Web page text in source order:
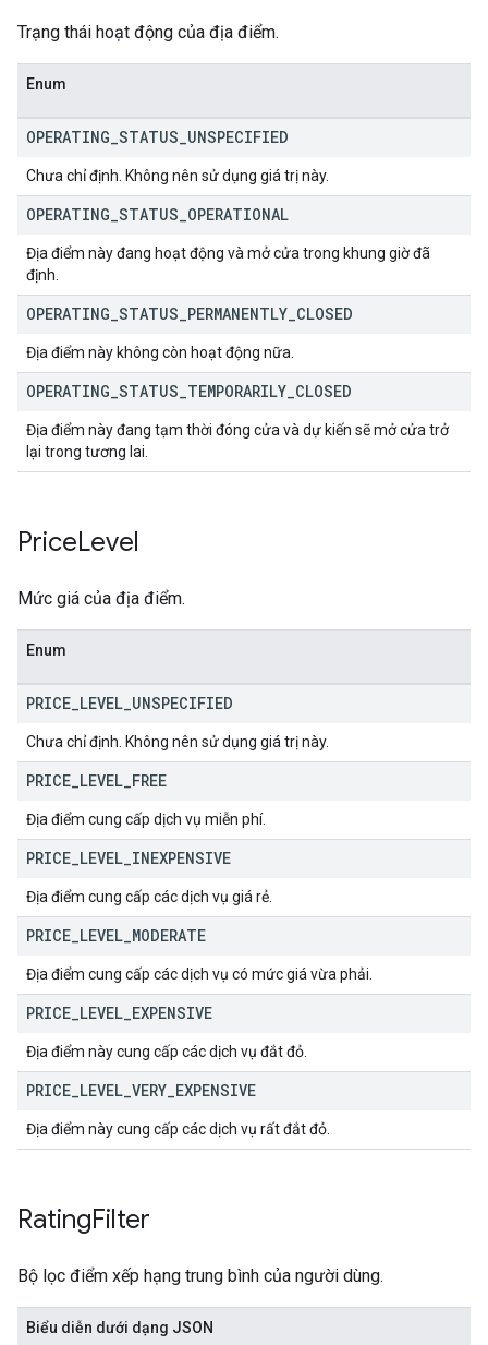
Trạng thái hoạt động của địa điểm.
Enum
OPERATING STATUS UNSPECIFIED
Chưa chỉ định. Không nên sử dụng giá trị này.
OPERATING STATUS OPERATIONAL
Địa điểm này đang hoạt động và mở cửa trong khung giờ đã
định.
OPERATING STATUS PERMANENTLY CLOSED
Địa điểm này không còn hoạt động nữa.
OPERATING STATUS TEMPORARILY CLOSED
Địa điểm này đang tạm thời đóng cửa và dự kiến sẽ mở cửa trở
lại trong tương lai.
PriceLevel
Mức giá của địa điểm.
Enum
PRICE LEVEL UNSPECIFIED
Chưa chỉ định. Không nên sử dụng giá trị này.
PRICE LEVEL FREE
Địa điểm cung cấp dịch vụ miễn phí.
PRICE LEVEL INEXPENSIVE
Địa điểm cung cấp các dịch vụ giá rẻ.
PRICE LEVEL MODERATE
Địa điểm cung cấp các dịch vụ có mức giá vừa phải.
PRICE LEVEL EXPENSIVE
Địa điểm này cung cấp các dịch vụ đắt đỏ.
PRICE LEVEL VERY EXPENSIVE
Địa điểm này cung cấp các dịch vụ rất đắt đỏ.
RatingFilter
Bộ lọc điểm xếp hạng trung bình của người dùng.
Biểu diễn dưới dạng JSON